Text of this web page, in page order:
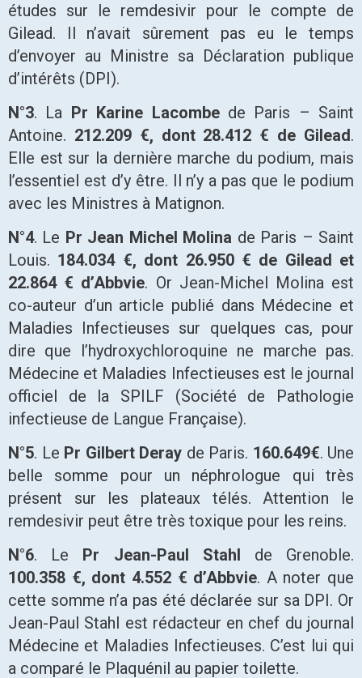
études sur le remdesivir pour le compte de
Gilead. Il n’avait sûrement pas eu le temps
d’envoyer au Ministre sa Déclaration publique
d’intérêts (DPI).
N°3. La Pr Karine Lacombede Paris – Saint
Antoine. 212.209 €, dont 28.412 € de Gilead.
Elle est sur la dernière marche du podium, mais
l’essentiel est d’y être. Il n’y a pas que le podium
avec les Ministres à Matignon.
N°4. Le Pr Jean Michel Molina de Paris – Saint
Louis. 184.034 €, dont 26.950 € de Gilead et
22.864 € d’Abbvie. Or Jean-Michel Molina est
co-auteur d’un article publié dans Médecine et
Maladies Infectieuses sur quelques cas, pour
dire que l’hydroxychloroquine ne marche pas.
Médecine et Maladies Infectieuses est le journal
officiel de la SPILF (Société de Pathologie
infectieuse de Langue Française).
N°5. Le Pr Gilbert Deray de Paris. 160.649€. Une
belle somme pour un néphrologue qui très
présent sur les plateaux télés. Attention le
remdesivir peut être très toxique pour les reins.
N°6. Le Pr Jean-Paul Stahl
de Grenoble.
100.358 €, dont 4.552 € d’Abbvie. A noter que
cette somme n’a pas été déclarée sur sa DPI. Or
Jean-Paul Stahl est rédacteur en chef du journal
Médecine et Maladies Infectieuses. C’est lui qui
a comparé le Plaquénil au papier toilette.